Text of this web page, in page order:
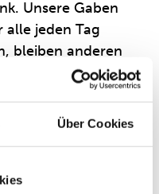
Über Cookies
Unsere Gaben
jeden Tag
bleiben anderen
Menschen, die mit
Ebenfalls jeden
wir einen